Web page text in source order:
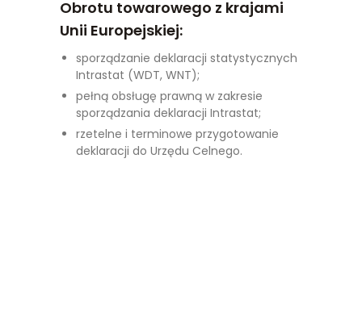
Obrotu towarowego z krajami
Unii Europejskiej:
sporządzanie deklaracji statystycznych
Intrastat (WDT, WNT);
pełną obsługę prawną w zakresie
sporządzania deklaracji Intrastat;
rzetelne i terminowe przygotowanie
deklaracji do Urzędu Celnego.